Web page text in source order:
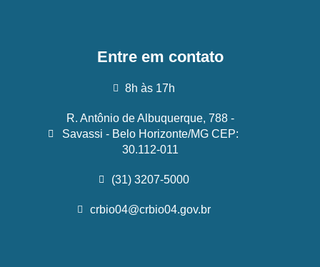
Entre em contato
8h às 17h
R. Antônio de Albuquerque, 788 -
Savassi - Belo Horizonte/MG CEP:
30.112-011
(31) 3207-5000
crbio04@crbio04.gov.br